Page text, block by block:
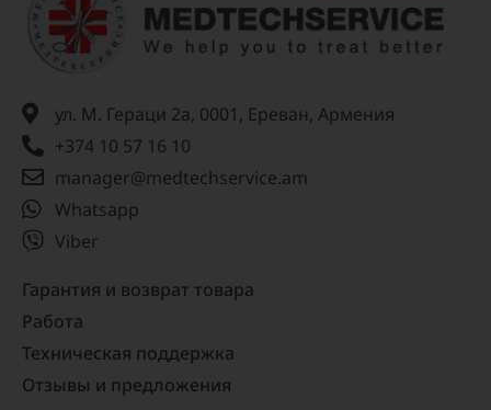
ул. М. Гераци 2а, 0001, Ереван, Армения
+374 10 57 16 10
manager@medtechservice.am
Whatsapp
Viber
Гарантия и возврат товара
Работа
Техническая поддержка
Отзывы и предложения